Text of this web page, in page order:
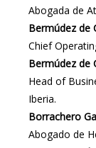
Abogada de
Bermúdez de
Chief
Bermúdez de
Head of
Iberia.
Borrachero
Abogado de